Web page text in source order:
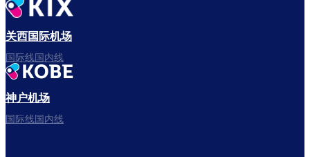
关西国际机场
国际线国内线
神户机场
国际线国内线